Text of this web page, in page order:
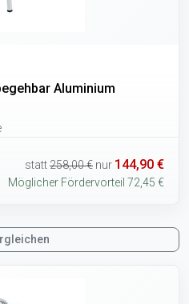
Aluminium
statt258,00 € nur 144,90 €
Möglicher Fördervorteil 72,45 €